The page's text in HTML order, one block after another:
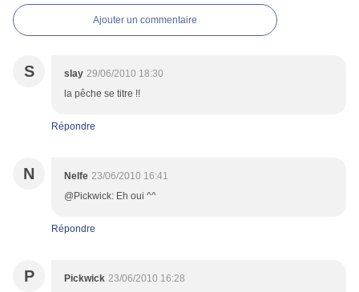
Ajouter un commentaire
S slay 29/06/2010 18:30
la pêche se titre !!
Répondre
N Nelfe 23/06/2010 16:41
@Pickwick: Eh oui ^^
Répondre
P Pickwick 23/06/2010 16:28